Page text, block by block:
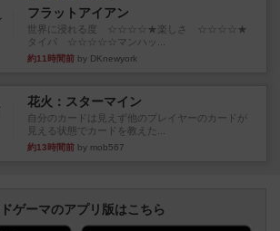
フラットアイアン
世界に浸れる度 ☆☆☆☆★楽しさ ☆☆☆☆★
タイパ ☆☆☆☆☆マンハッ...
約11時間前 by DKnewyork
花火：スターマイン
自分のカードは見えず他のプレイヤーのカードが
見える状態でカードを教えた...
約13時間前 by mob567
ゲーマのアプリ版はこちら